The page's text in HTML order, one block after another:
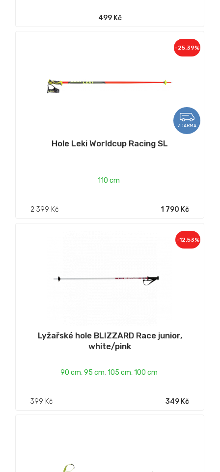
499 Kč
ZDARMA
-25.39%
Hole Leki Worldcup Racing SL
110 cm
2 399 Kč 1 790 Kč
-12.53%
Lyžařské hole BLIZZARD Race junior,
white/pink
90 cm,95 cm,105 cm,100 cm
399 Kč 349 Kč